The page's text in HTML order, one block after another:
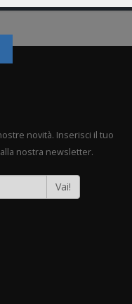
novità. Inserisci il tuo
nostra newsletter.
Vai!